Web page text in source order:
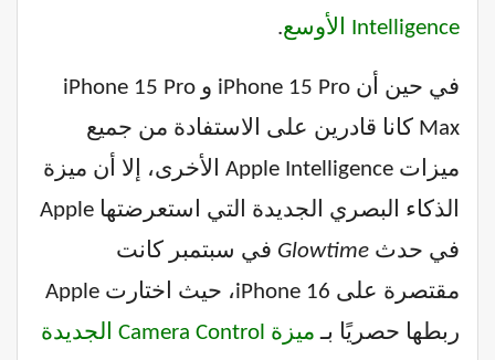
Intelligence الأوسع
.
في حين أن iPhone 15 Pro و iPhone 15 Pro
Max كانا قادرين على الاستفادة من جميع
ميزات Apple Intelligence الأخرى، إلا أن ميزة
الذكاء البصري الجديدة التي استعرضتها Apple
في حدث Glowtime في سبتمبر كانت
مقتصرة على iPhone 16، حيث اختارت Apple
ربطها حصريًا بـ ميزة Camera Control الجديدة